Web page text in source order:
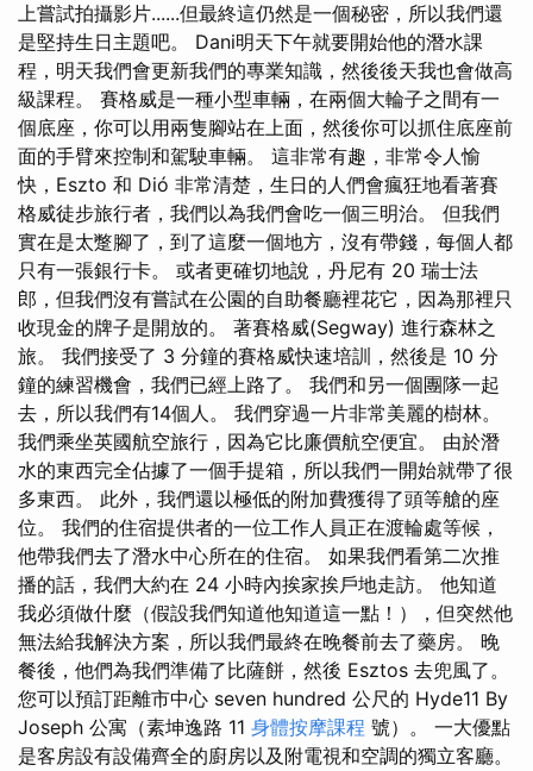
上嘗試拍攝影片......但最終這仍然是一個秘密，所以我們還
是堅持生日主題吧。 Dani明天下午就要開始他的潛水課
程，明天我們會更新我們的專業知識，然後後天我也會做高
級課程。 賽格威是一種小型車輛，在兩個大輪子之間有一
個底座，你可以用兩隻腳站在上面，然後你可以抓住底座前
面的手臂來控制和駕駛車輛。 這非常有趣，非常令人愉
快，Eszto 和 Dió 非常清楚，生日的人們會瘋狂地看著賽
格威徒步旅行者，我們以為我們會吃一個三明治。 但我們
實在是太蹩腳了，到了這麼一個地方，沒有帶錢，每個人都
只有一張銀行卡。 或者更確切地說，丹尼有 20 瑞士法
郎，但我們沒有嘗試在公園的自助餐廳裡花它，因為那裡只
收現金的牌子是開放的。 著賽格威(Segway) 進行森林之
旅。 我們接受了 3 分鐘的賽格威快速培訓，然後是 10 分
鐘的練習機會，我們已經上路了。 我們和另一個團隊一起
去，所以我們有14個人。 我們穿過一片非常美麗的樹林。
我們乘坐英國航空旅行，因為它比廉價航空便宜。 由於潛
水的東西完全佔據了一個手提箱，所以我們一開始就帶了很
多東西。 此外，我們還以極低的附加費獲得了頭等艙的座
位。 我們的住宿提供者的一位工作人員正在渡輪處等候，
他帶我們去了潛水中心所在的住宿。 如果我們看第二次推
播的話，我們大約在 24 小時內挨家挨戶地走訪。 他知道
我必須做什麼（假設我們知道他知道這一點！），但突然他
無法給我解決方案，所以我們最終在晚餐前去了藥房。 晚
餐後，他們為我們準備了比薩餅，然後 Esztos 去兜風了。
您可以預訂距離市中心 seven hundred 公尺的 Hyde11 By
Joseph 公寓（素坤逸路 11 身體按摩課程 號）。 一大優點
是客房設有設備齊全的廚房以及附電視和空調的獨立客廳。